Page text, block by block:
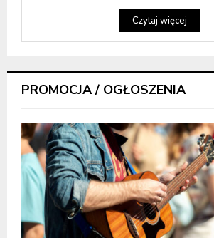
Czytaj więcej
PROMOCJA / OGŁOSZENIA